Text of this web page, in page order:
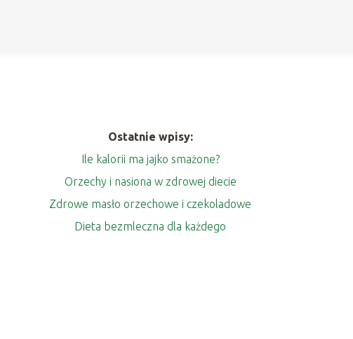
Ostatnie wpisy:
Ile kalorii ma jajko smażone?
Orzechy i nasiona w zdrowej diecie
Zdrowe masło orzechowe i czekoladowe
Dieta bezmleczna dla każdego